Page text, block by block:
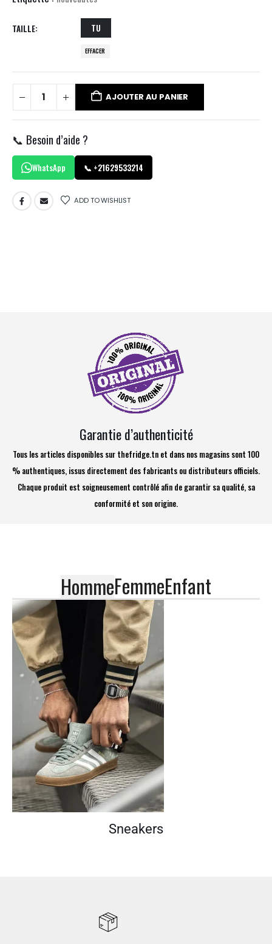
TAILLE TU
EFFACER
AJOUTER AU PANIER
📞 Besoin d’aide ?
WhatsApp 📞 +21629533214
ADD TO WISHLIST
Garantie d’authenticité
Tous les articles disponibles sur thefridge.tn et dans nos magasins sont 100
% authentiques, issus directement des fabricants ou distributeurs officiels.
Chaque produit est soigneusement contrôlé afin de garantir sa qualité, sa
conformité et son origine.
HommeFemmeEnfant
Sneakers